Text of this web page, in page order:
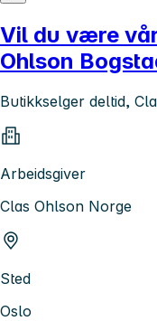
Vil du være
Ohlson
Butikkselger deltid,
Arbeidsgiver
Clas Ohlson Norge
Sted
Oslo